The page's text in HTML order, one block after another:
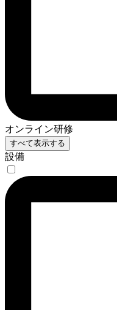
オンライン研修
すべて表示する
設備